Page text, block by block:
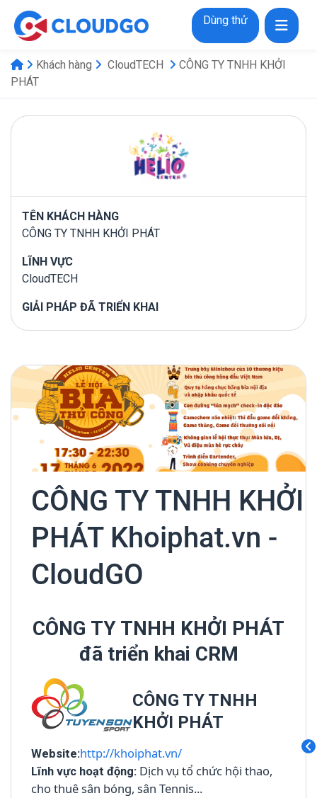
Dùng thử
Khách hàng CloudTECH
CÔNG TY TNHH KHỞI
PHÁT
TÊN KHÁCH HÀNG
CÔNG TY TNHH KHỞI PHÁT
LĨNH VỰC
CloudTECH
GIẢI PHÁP ĐÃ TRIỂN KHAI
CÔNG TY TNHH KHỞI
PHÁT Khoiphat.vn -
CloudGO
CÔNG TY TNHH KHỞI PHÁT
đã triển khai CRM
CÔNG TY TNHH
KHỞI PHÁT
Website:http://khoiphat.vn/
Lĩnh vực hoạt động: Dịch vụ tổ chức hội thao,
cho thuê sân bóng, sân Tennis...